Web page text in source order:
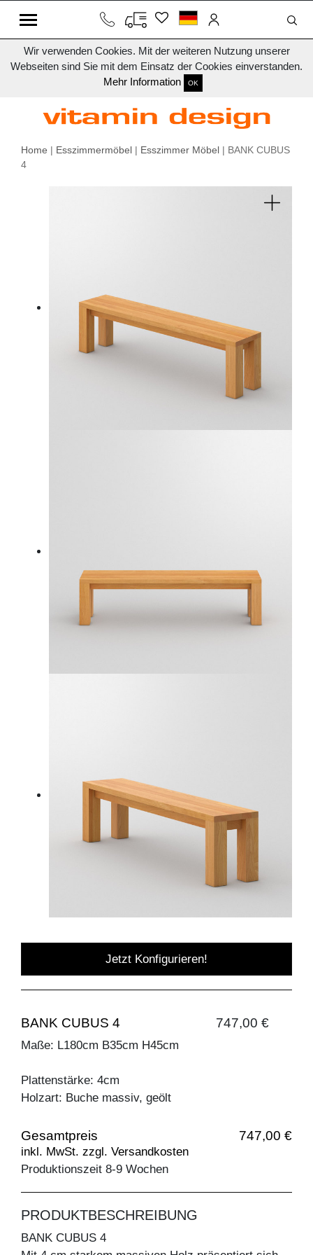
Wir verwenden Cookies. Mit der weiteren Nutzung unserer
Webseiten sind Sie mit dem Einsatz der Cookies einverstanden.
Mehr Information
OK
Home | Esszimmermöbel | Esszimmer Möbel | BANK CUBUS
4
Jetzt Konfigurieren!
BANK CUBUS 4 747,00 €
Maße: L180cm B35cm H45cm
Plattenstärke: 4cm
Holzart: Buche massiv, geölt
Gesamtpreis 747,00 €
inkl. MwSt. zzgl. Versandkosten
Produktionszeit 8-9 Wochen
PRODUKTBESCHREIBUNG
BANK CUBUS 4